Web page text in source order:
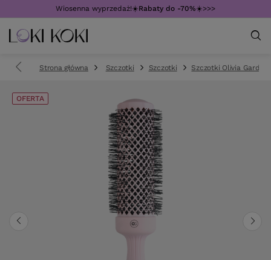
Wiosenna wyprzedaż!☀️Rabaty do -70%☀️>>>
Strona główna Szczotki Szczotki Szczotki Olivia Garden
OFERTA